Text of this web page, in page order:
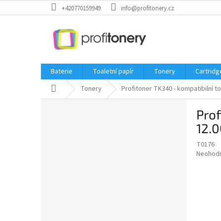
na
+420770159949 info@profitonery.cz
Baterie Toaletní papír Tonery
Domů Tonery Profitoner TK340 - kompatibilní
T0176